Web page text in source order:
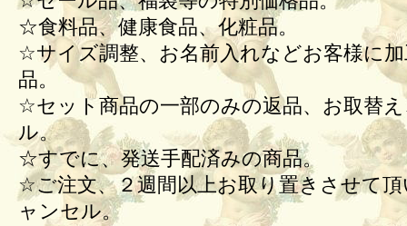
☆食料品、健康食品、化粧品。
☆サイズ調整、お名前入れなどお客様に
品。
☆セット商品の一部のみの返品、お取替
ル。
☆すでに、発送手配済みの商品。
☆ご注文、２週間以上お取り置きさせて
ャンセル。